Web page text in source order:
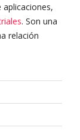
aplicaciones,
. Son una
relación